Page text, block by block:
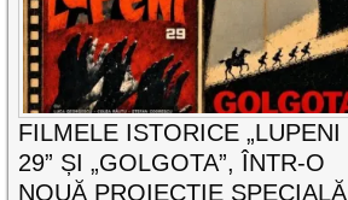
FILMELE ISTORICE „LUPENI
29” ȘI „GOLGOTA”, ÎNTR-O
NOUĂ PROIECȚIE SPECIALĂ